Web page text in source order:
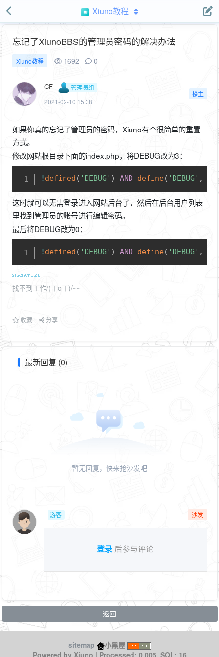
Xiuno教程
忘记了XiunoBBS的管理员密码的解决办法
Xiuno教程 1692 0
CF
管理员组
2021-02-10 15:38
楼主
如果你真的忘记了管理员的密码，Xiuno有个很简单的重置
方式。
修改网站根目录下面的index.php，将DEBUG改为3：
! defined ( 'DEBUG' ) AND define( 'DEBUG' ,
Copy
这时就可以无需登录进入网站后台了，然后在后台用户列表
里找到管理员的账号进行编辑密码。
最后将DEBUG改为0：
! defined ( 'DEBUG' ) AND define( 'DEBUG' ,
Copy
找不到工作/(ㄒoㄒ)/~~
收藏 分享
最新回复 (0)
暂无回复，快来抢沙发吧
游客 沙发
登录 后参与评论
返回
sitemap
小黑屋
Powered by Xiuno | Processed: 0.005, SQL: 16